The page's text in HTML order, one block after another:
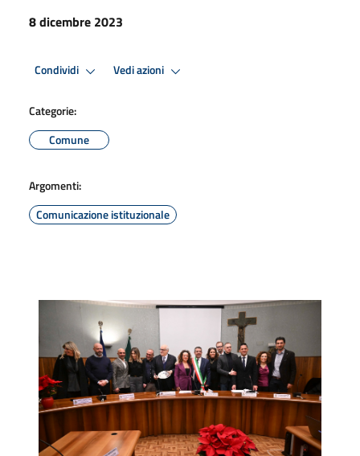
8 dicembre 2023
Condividi Vedi azioni
Categorie:
Comune
Argomenti:
Comunicazione istituzionale